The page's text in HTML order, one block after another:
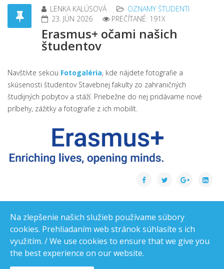
LENKA KALÚSOVÁ
OZNAMY ŠTUDENTI
23. JÚN 2026
PREČÍTANÉ: 191X
Erasmus+ očami našich
študentov
Navštívte sekciu Fotogaléria, kde nájdete fotografie a
skúsenosti študentov Stavebnej fakulty zo zahraničných
študijných pobytov a stáží. Priebežne do nej pridávame nové
príbehy, zážitky a fotografie z ich mobilít.
Na zlepšenie našich služieb používame súbory
cookies. Prehliadaním web stránok súhlasíte s ich
využitím. / We use cookies to ensure that we give you
the best experience on our website.